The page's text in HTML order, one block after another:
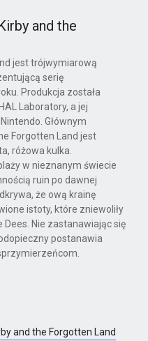
and the
jest trójwymiarową
serię
Produkcja została
Laboratory, a jej
Głównym
Forgotten Land jest
różowa kulka.
w nieznanym świecie
ruin po dawnej
że ową krainę
istoty, które zniewoliły
Nie zastanawiając się
postanawia
and the Forgotten Land